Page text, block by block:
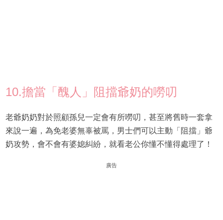
10.擔當「醜人」阻擋爺奶的嘮叨
老爺奶奶對於照顧孫兒一定會有所嘮叨，甚至將舊時一套拿
來說一遍，為免老婆無辜被罵，男士們可以主動「阻擋」爺
奶攻勢，會不會有婆媳糾紛，就看老公你懂不懂得處理了！
廣告